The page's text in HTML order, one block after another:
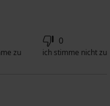
zu
0
ich stimme nicht zu